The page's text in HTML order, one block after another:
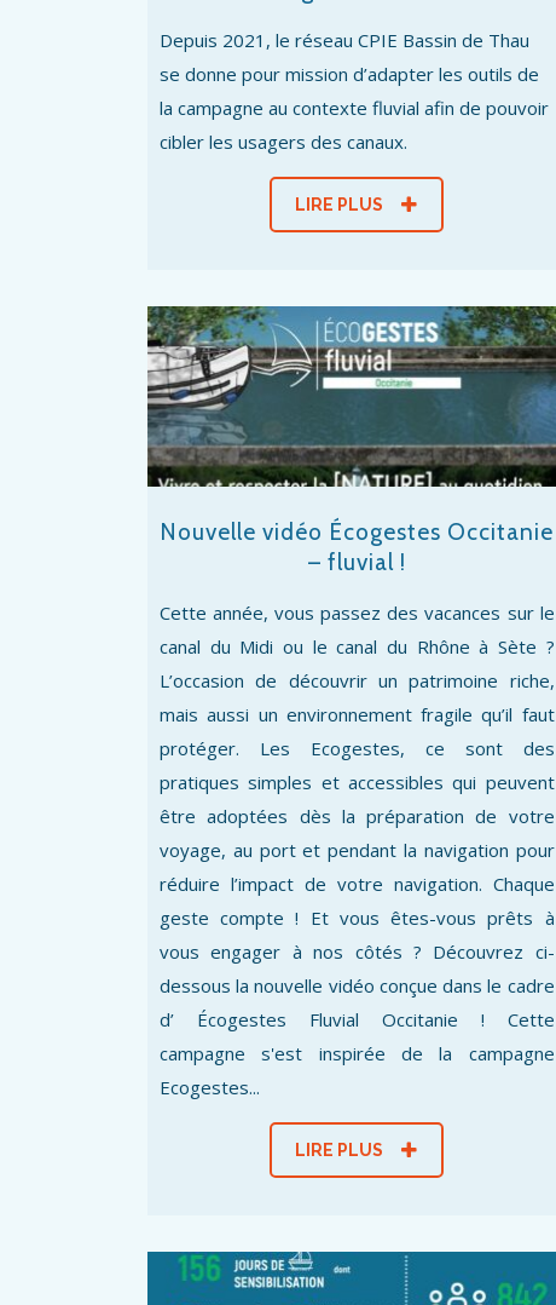
Depuis 2021, le réseau CPIE Bassin de Thau
se donne pour mission d’adapter les outils de
la campagne au contexte fluvial afin de pouvoir
cibler les usagers des canaux.
LIRE PLUS
Nouvelle vidéo Écogestes Occitanie
– fluvial !
Cette année, vous passez des vacances sur le
canal du Midi ou le canal du Rhône à Sète ?
L’occasion de découvrir un patrimoine riche,
mais aussi un environnement fragile qu’il faut
protéger. Les Ecogestes, ce sont des
pratiques simples et accessibles qui peuvent
être adoptées dès la préparation de votre
voyage, au port et pendant la navigation pour
réduire l’impact de votre navigation. Chaque
geste compte ! Et vous êtes-vous prêts à
vous engager à nos côtés ? Découvrez ci-
dessous la nouvelle vidéo conçue dans le cadre
d’ Écogestes Fluvial Occitanie ! Cette
campagne s'est inspirée de la campagne
Ecogestes...
LIRE PLUS